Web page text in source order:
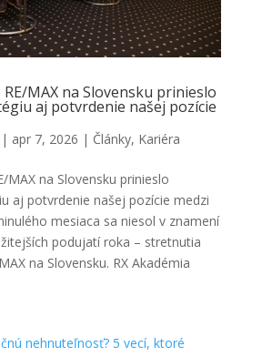
MAX na Slovensku prinieslo
aj potvrdenie našej pozície
apr 7, 2026 | Články, Kariéra
MAX na Slovensku prinieslo
aj potvrdenie našej pozície medzi
mesiaca sa niesol v znamení
podujatí roka – stretnutia
na Slovensku. RX Akadémia